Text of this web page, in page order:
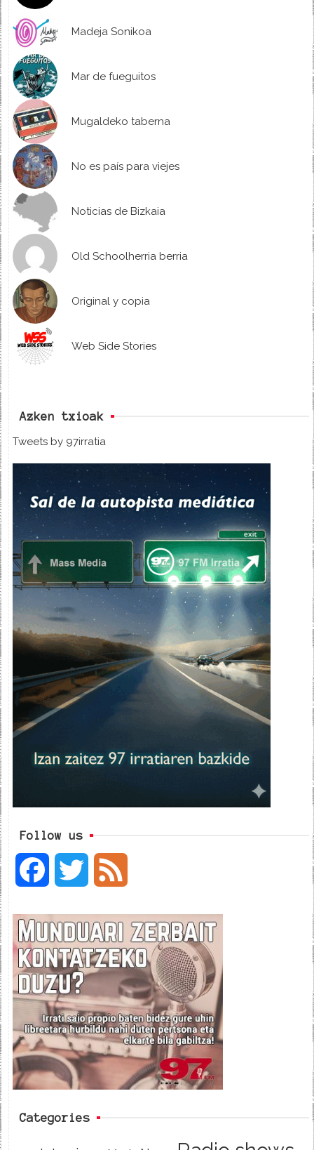
Madeja Sonikoa
Mar de fueguitos
Mugaldeko taberna
No es país para viejes
Noticias de Bizkaia
Old Schoolherria berria
Original y copia
Web Side Stories
Azken txioak
Tweets by 97irratia
Follow us
c
e
b
o
o
i
t
t
e
e
d
Categories